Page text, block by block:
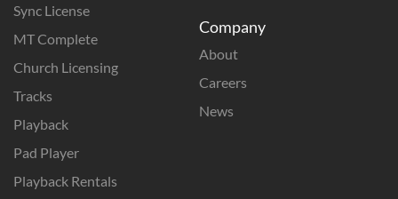
Sync License
MT Complete
Church Licensing
Tracks
Playback
Pad Player
Playback Rentals
Company
About
Careers
News